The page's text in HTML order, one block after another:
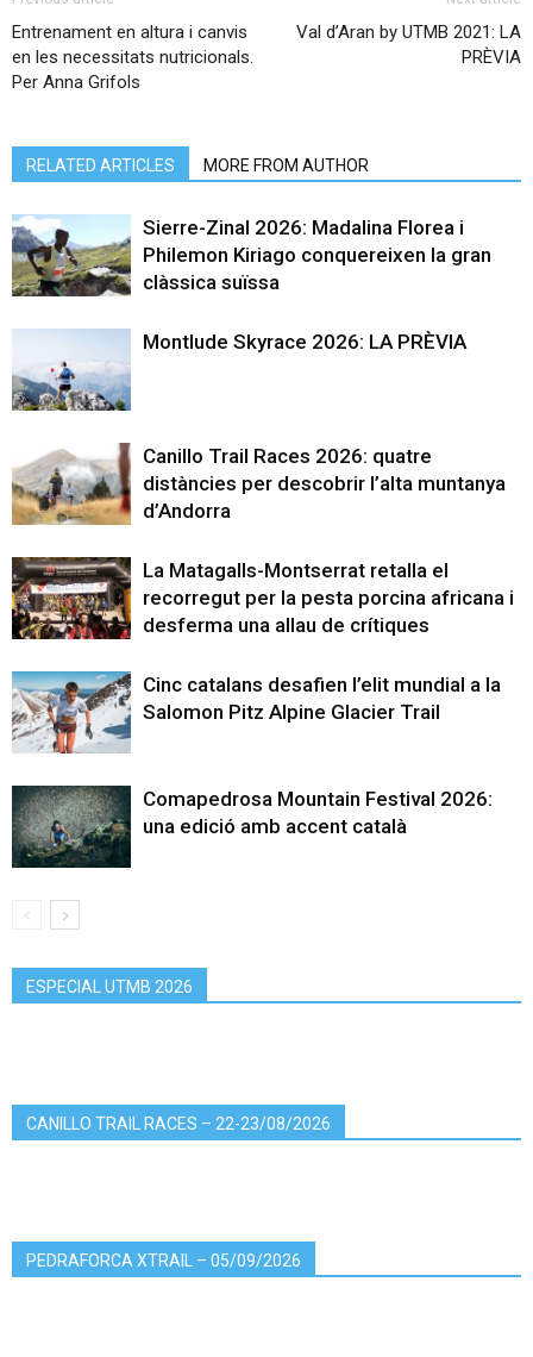
Entrenament en altura i canvis
en les necessitats nutricionals.
Per Anna Grifols
Val d’Aran by UTMB 2021: LA
PRÈVIA
RELATED ARTICLES MORE FROM AUTHOR
Sierre-Zinal 2026: Madalina Florea i
Philemon Kiriago conquereixen la gran
clàssica suïssa
Montlude Skyrace 2026: LA PRÈVIA
Canillo Trail Races 2026: quatre
distàncies per descobrir l’alta muntanya
d’Andorra
La Matagalls-Montserrat retalla el
recorregut per la pesta porcina africana i
desferma una allau de crítiques
Cinc catalans desafien l’elit mundial a la
Salomon Pitz Alpine Glacier Trail
Comapedrosa Mountain Festival 2026:
una edició amb accent català
ESPECIAL UTMB 2026
CANILLO TRAIL RACES – 22-23/08/2026
PEDRAFORCA XTRAIL – 05/09/2026